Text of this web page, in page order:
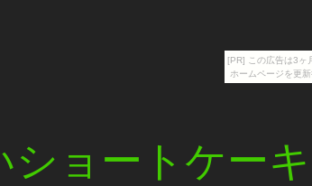
[PR] この広告は3ヶ
ホームページを更
ショートケー